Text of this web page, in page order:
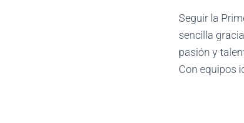
Seguir la
sencilla
pasión y
Con equipos